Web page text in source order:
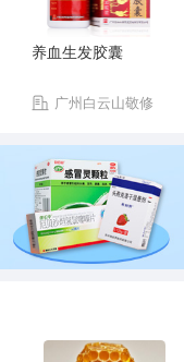
养血生发胶囊
广州白云山敬修